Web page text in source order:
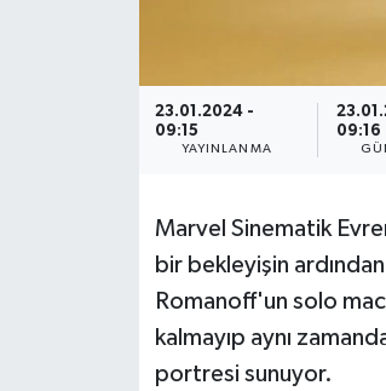
23.01.2024 -
09:15
YAYINLANMA
09:16
Marvel Sinematik
bir bekleyişin
Romanoff'un solo
kalmayıp aynı
portresi sunuyor.
Kim kimdir?